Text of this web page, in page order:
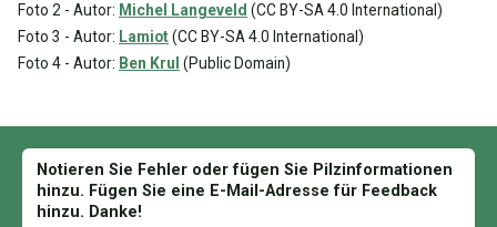
Foto 2 - Autor: Michel Langeveld (CC BY-SA 4.0 International)
Foto 3 - Autor: Lamiot(CC BY-SA 4.0 International)
Foto 4 - Autor: Ben Krul (Public Domain)